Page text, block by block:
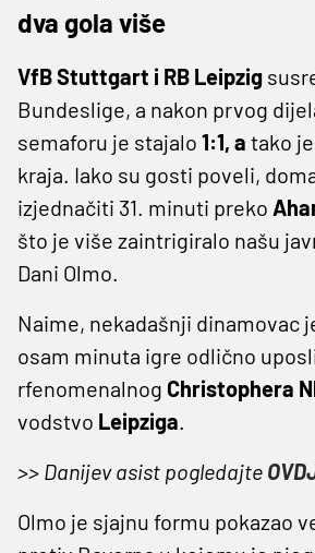
dva gola više
VfB Stuttgart i RB Leipzig
Bundeslige, a nakon prvog
semaforu je stajalo 1:1, a tako
kraja. Iako su gosti poveli,
izjednačiti 31. minuti preko
što je više zaintrigiralo našu
Dani Olmo.
Naime, nekadašnji dinamovac
osam minuta igre odlično
rfenomenalnog Christophera
vodstvo Leipziga.
>> Danijev asist pogledajte
Olmo je sjajnu formu pokazao